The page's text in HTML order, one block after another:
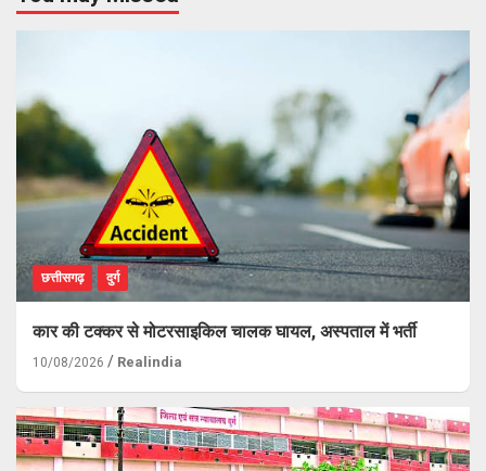
छत्तीसगढ़ दुर्ग
कार की टक्कर से मोटरसाइकिल चालक घायल, अस्पताल में भर्ती
10/08/2026 Realindia